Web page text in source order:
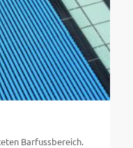
Barfussbereich.